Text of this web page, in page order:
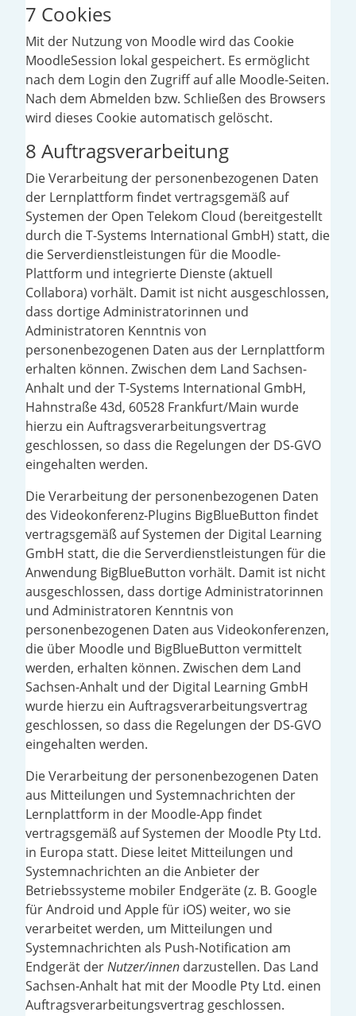
7 Cookies
Mit der Nutzung von Moodle wird das Cookie
MoodleSession lokal gespeichert. Es ermöglicht
nach dem Login den Zugriff auf alle Moodle-Seiten.
Nach dem Abmelden bzw. Schließen des Browsers
wird dieses Cookie automatisch gelöscht.
8 Auftragsverarbeitung
Die Verarbeitung der personenbezogenen Daten
der Lernplattform findet vertragsgemäß auf
Systemen der Open Telekom Cloud (bereitgestellt
durch die T-Systems International GmbH) statt, die
die Serverdienstleistungen für die Moodle-
Plattform und integrierte Dienste (aktuell
Collabora) vorhält. Damit ist nicht ausgeschlossen,
dass dortige Administratorinnen und
Administratoren Kenntnis von
personenbezogenen Daten aus der Lernplattform
erhalten können. Zwischen dem Land Sachsen-
Anhalt und der T-Systems International GmbH,
Hahnstraße 43d, 60528 Frankfurt/Main wurde
hierzu ein Auftragsverarbeitungsvertrag
geschlossen, so dass die Regelungen der DS-GVO
eingehalten werden.
Die Verarbeitung der personenbezogenen Daten
des Videokonferenz-Plugins BigBlueButton findet
vertragsgemäß auf Systemen der Digital Learning
GmbH statt, die die Serverdienstleistungen für die
Anwendung BigBlueButton vorhält. Damit ist nicht
ausgeschlossen, dass dortige Administratorinnen
und Administratoren Kenntnis von
personenbezogenen Daten aus Videokonferenzen,
die über Moodle und BigBlueButton vermittelt
werden, erhalten können. Zwischen dem Land
Sachsen-Anhalt und der Digital Learning GmbH
wurde hierzu ein Auftragsverarbeitungsvertrag
geschlossen, so dass die Regelungen der DS-GVO
eingehalten werden.
Die Verarbeitung der personenbezogenen Daten
aus Mitteilungen und Systemnachrichten der
Lernplattform in der Moodle-App findet
vertragsgemäß auf Systemen der Moodle Pty Ltd.
in Europa statt. Diese leitet Mitteilungen und
Systemnachrichten an die Anbieter der
Betriebssysteme mobiler Endgeräte (z. B. Google
für Android und Apple für iOS) weiter, wo sie
verarbeitet werden, um Mitteilungen und
Systemnachrichten als Push-Notification am
Endgerät derNutzer/innen darzustellen. Das Land
Sachsen-Anhalt hat mit der Moodle Pty Ltd. einen
Auftragsverarbeitungsvertrag geschlossen.